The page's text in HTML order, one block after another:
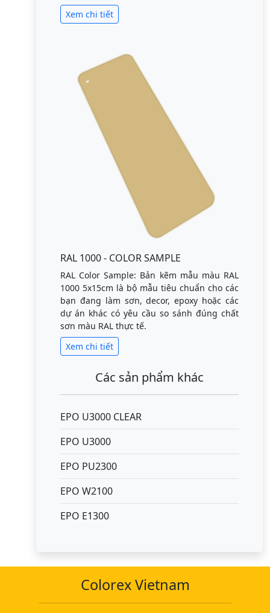
Xem chi tiết
RAL 1000 - COLOR SAMPLE
RAL Color Sample: Bản kẽm mẫu màu RAL
1000 5x15cm là bộ mẫu tiêu chuẩn cho các
bạn đang làm sơn, decor, epoxy hoặc các
dự án khác có yêu cầu so sánh đúng chất
sơn màu RAL thực tế.
Xem chi tiết
Các sản phẩm khác
EPO U3000 CLEAR
EPO U3000
EPO PU2300
EPO W2100
EPO E1300
Colorex Vietnam